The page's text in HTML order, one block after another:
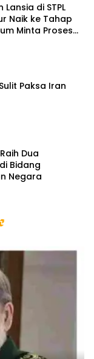
di STPL
Naik ke Tahap
Minta Proses
Intervensi
Paksa Iran
Dua
Bidang
Negara